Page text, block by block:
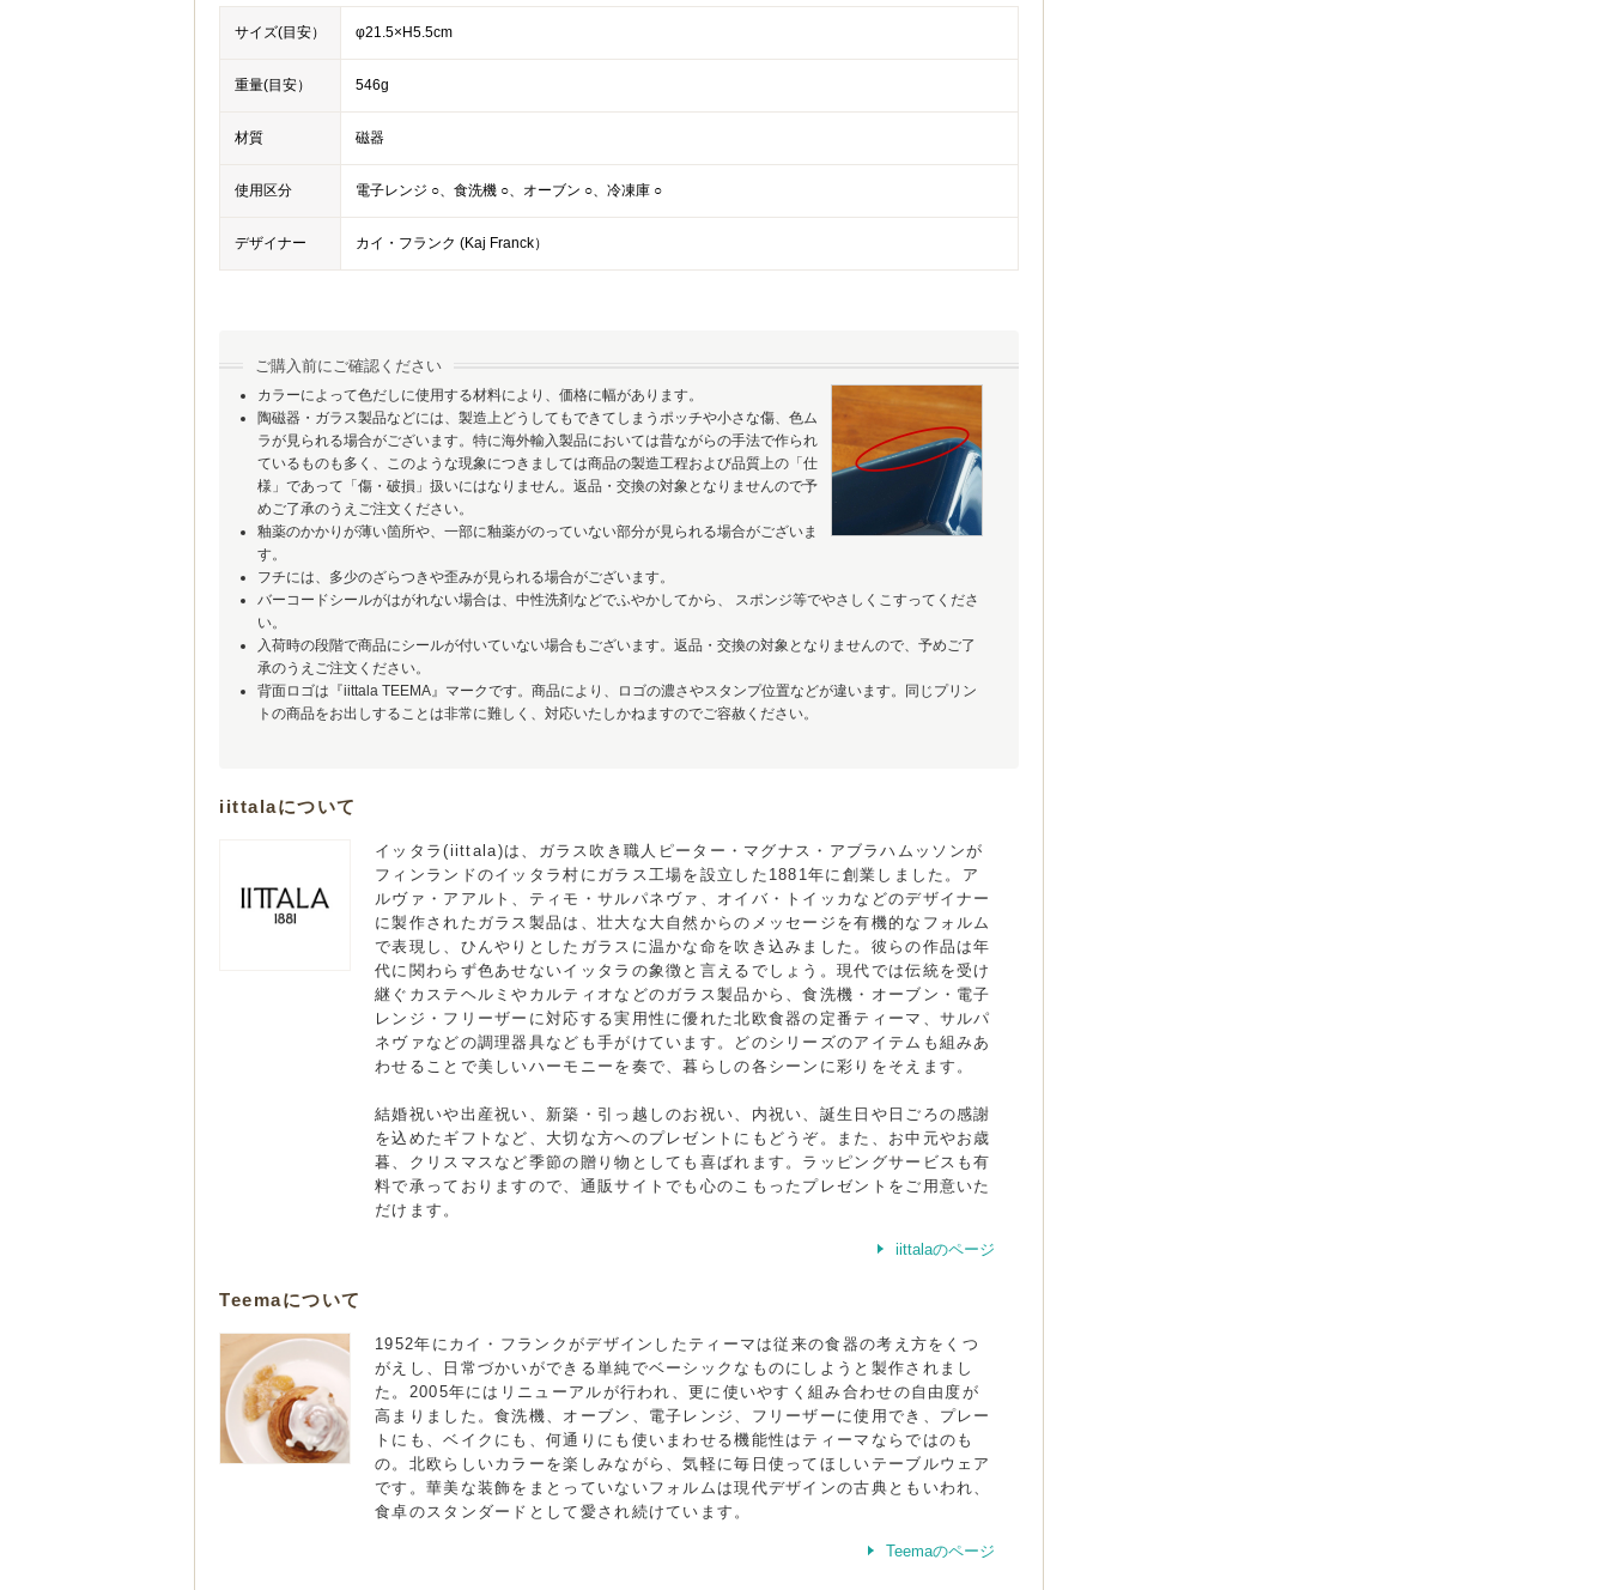
サイズ(目安） φ21.5×H5.5cm
重量(目安） 546g
材質 磁器
使用区分 電子レンジ ○、食洗機 ○、オーブン ○、冷凍庫 ○
デザイナー カイ・フランク (Kaj Franck）
ご購入前にご確認ください
カラーによって色だしに使用する材料により、価格に幅があります。
陶磁器・ガラス製品などには、製造上どうしてもできてしまうポッチや小さな傷、色ム
ラが見られる場合がございます。特に海外輸入製品においては昔ながらの手法で作られ
ているものも多く、このような現象につきましては商品の製造工程および品質上の「仕
様」であって「傷・破損」扱いにはなりません。返品・交換の対象となりませんので予
めご了承のうえご注文ください。
釉薬のかかりが薄い箇所や、一部に釉薬がのっていない部分が見られる場合がございま
す。
フチには、多少のざらつきや歪みが見られる場合がございます。
バーコードシールがはがれない場合は、中性洗剤などでふやかしてから、 スポンジ等でやさしくこすってくださ
い。
入荷時の段階で商品にシールが付いていない場合もございます。返品・交換の対象となりませんので、予めご了
承のうえご注文ください。
背面ロゴは『iittala TEEMA』マークです。商品により、ロゴの濃さやスタンプ位置などが違います。同じプリン
トの商品をお出しすることは非常に難しく、対応いたしかねますのでご容赦ください。
iittalaについて
イッタラ(iittala)は、ガラス吹き職人ピーター・マグナス・アブラハムッソンが
フィンランドのイッタラ村にガラス工場を設立した1881年に創業しました。ア
ルヴァ・アアルト、ティモ・サルパネヴァ、オイバ・トイッカなどのデザイナー
に製作されたガラス製品は、壮大な大自然からのメッセージを有機的なフォルム
で表現し、ひんやりとしたガラスに温かな命を吹き込みました。彼らの作品は年
代に関わらず色あせないイッタラの象徴と言えるでしょう。現代では伝統を受け
継ぐカステヘルミやカルティオなどのガラス製品から、食洗機・オーブン・電子
レンジ・フリーザーに対応する実用性に優れた北欧食器の定番ティーマ、サルパ
ネヴァなどの調理器具なども手がけています。どのシリーズのアイテムも組みあ
わせることで美しいハーモニーを奏で、暮らしの各シーンに彩りをそえます。
結婚祝いや出産祝い、新築・引っ越しのお祝い、内祝い、誕生日や日ごろの感謝
を込めたギフトなど、大切な方へのプレゼントにもどうぞ。また、お中元やお歳
暮、クリスマスなど季節の贈り物としても喜ばれます。ラッピングサービスも有
料で承っておりますので、通販サイトでも心のこもったプレゼントをご用意いた
だけます。
iittalaのページ
Teemaについて
1952年にカイ・フランクがデザインしたティーマは従来の食器の考え方をくつ
がえし、日常づかいができる単純でベーシックなものにしようと製作されまし
た。2005年にはリニューアルが行われ、更に使いやすく組み合わせの自由度が
高まりました。食洗機、オーブン、電子レンジ、フリーザーに使用でき、プレー
トにも、ベイクにも、何通りにも使いまわせる機能性はティーマならではのも
の。北欧らしいカラーを楽しみながら、気軽に毎日使ってほしいテーブルウェア
です。華美な装飾をまとっていないフォルムは現代デザインの古典ともいわれ、
食卓のスタンダードとして愛され続けています。
Teemaのページ